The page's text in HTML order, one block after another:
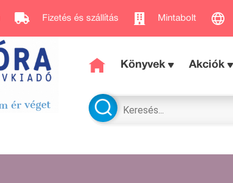
Fizetés és szállítás Mintabolt
Könyvek Akciók